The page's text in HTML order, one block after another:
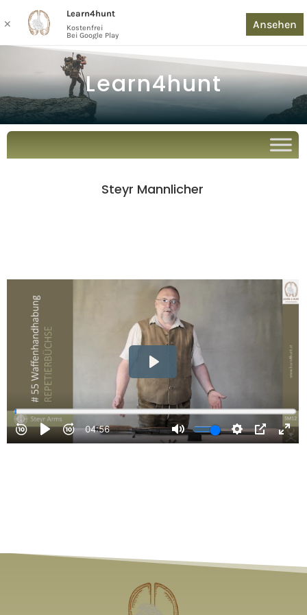
Learn4hunt
Steyr Mannlicher
✕
Learn4hunt
Kostenfrei
Bei Google Play
Ansehen